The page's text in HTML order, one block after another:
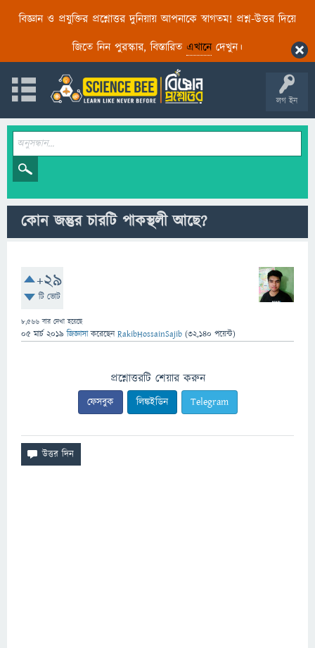
বিজ্ঞান ও প্রযুক্তির প্রশ্নোত্তর দুনিয়ায় আপনাকে স্বাগতম! প্রশ্ন-উত্তর দিয়ে
জিতে নিন পুরস্কার, বিস্তারিত এখানেদেখুন।
লগ ইন
কোন জন্তুর চারটি পাকস্থলী আছে?
+29
টি ভোট
8,566 বার দেখা হয়েছে
05 মার্চ 2019 জিজ্ঞাসাকরেছেনRakibHossainSajib (32,140 পয়েন্ট)
প্রশ্নোত্তরটি শেয়ার করুন
ফেসবুক লিঙ্কইডিন Telegram